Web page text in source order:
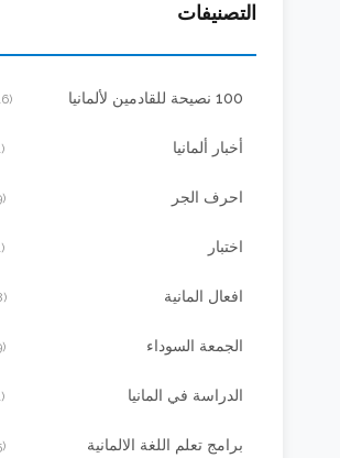
التصنيفات
100 نصيحة للقادمين لألمانيا (16)
أخبار ألمانيا (1)
احرف الجر (9)
اختبار (1)
افعال المانية (8)
الجمعة السوداء (9)
الدراسة في المانيا (1)
برامج تعلم اللغة الالمانية (5)